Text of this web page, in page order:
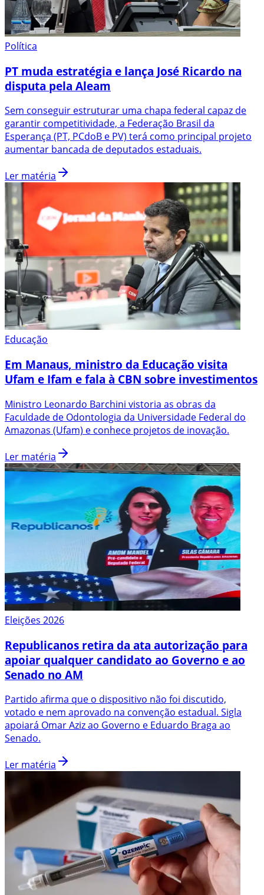
Política
PT muda estratégia e lança José Ricardo na
disputa pela Aleam
Sem conseguir estruturar uma chapa federal capaz de
garantir competitividade, a Federação Brasil da
Esperança (PT, PCdoB e PV) terá como principal projeto
aumentar bancada de deputados estaduais.
Ler matéria
Educação
Em Manaus, ministro da Educação visita
Ufam e Ifam e fala à CBN sobre investimentos
Ministro Leonardo Barchini vistoria as obras da
Faculdade de Odontologia da Universidade Federal do
Amazonas (Ufam) e conhece projetos de inovação.
Ler matéria
Eleições 2026
Republicanos retira da ata autorização para
apoiar qualquer candidato ao Governo e ao
Senado no AM
Partido afirma que o dispositivo não foi discutido,
votado e nem aprovado na convenção estadual. Sigla
apoiará Omar Aziz ao Governo e Eduardo Braga ao
Senado.
Ler matéria